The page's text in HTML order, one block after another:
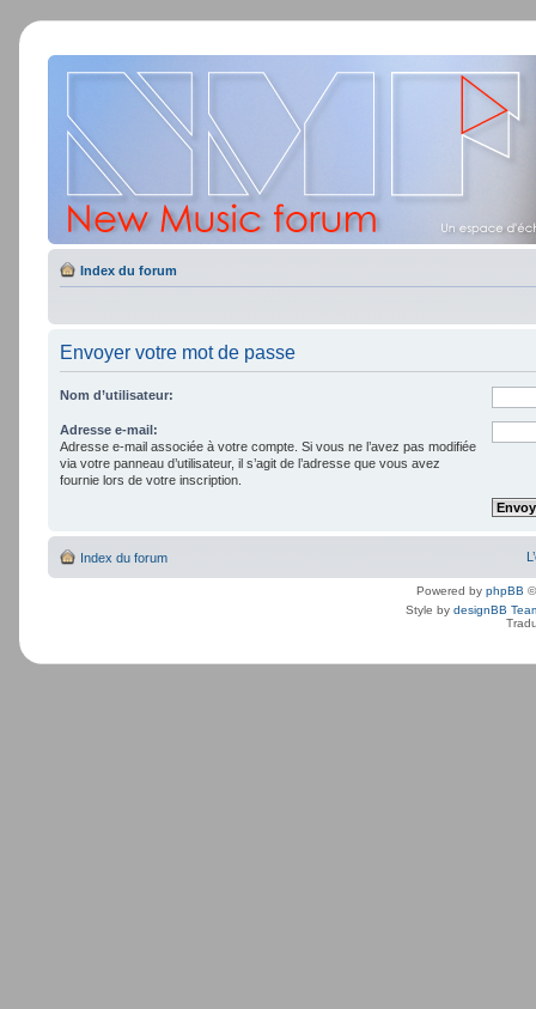
Index du forum
Envoyer votre mot de passe
Nom d’utilisateur:
Adresse e-mail:
Adresse e-mail associée à votre compte. Si vous ne l’avez pas modifiée
via votre panneau d’utilisateur, il s’agit de l’adresse que vous avez
fournie lors de votre inscription.
Index du forum
Powered by phpBB
Style by designBB